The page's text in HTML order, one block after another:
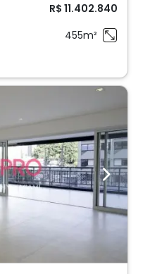
R$ 11.402.840
455m²
Next